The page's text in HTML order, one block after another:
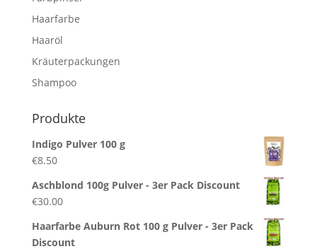
Haarfarbe
Haaröl
Kräuterpackungen
Shampoo
Produkte
Indigo Pulver 100 g
€8.50
Aschblond 100g Pulver - 3er Pack Discount
€30.00
Haarfarbe Auburn Rot 100 g Pulver - 3er Pack
Discount